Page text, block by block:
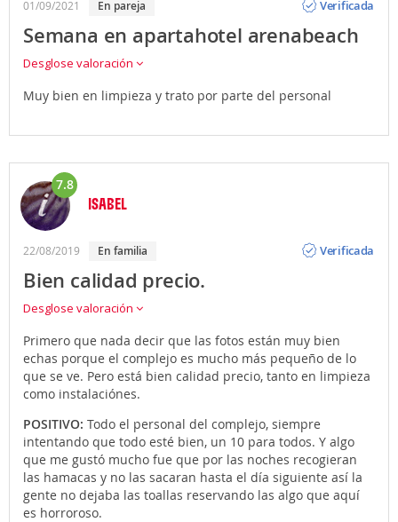
01/09/2021 en pareja
Verificada
Semana en apartahotel arenabeach
Desglose valoración
Muy bien en limpieza y trato por parte del personal
7.8
ISABEL
22/08/2019 en familia
Verificada
Bien calidad precio.
Desglose valoración
Primero que nada decir que las fotos están muy bien
echas porque el complejo es mucho más pequeño de lo
que se ve. Pero está bien calidad precio, tanto en limpieza
como instalaciónes.
POSITIVO: Todo el personal del complejo, siempre
intentando que todo esté bien, un 10 para todos. Y algo
que me gustó mucho fue que por las noches recogieran
las hamacas y no las sacaran hasta el día siguiente así la
gente no dejaba las toallas reservando las algo que aquí
es horroroso.